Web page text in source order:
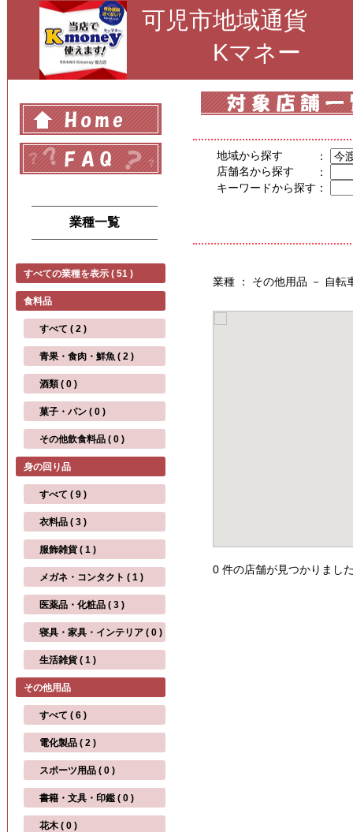
可児市地域通貨
Kマネー
業種一覧
すべての業種を表示 ( 51 )
食料品
すべて ( 2 )
青果・食肉・鮮魚 ( 2 )
酒類 ( 0 )
菓子・パン ( 0 )
その他飲食料品 ( 0 )
身の回り品
すべて ( 9 )
衣料品 ( 3 )
服飾雑貨 ( 1 )
メガネ・コンタクト ( 1 )
医薬品・化粧品 ( 3 )
寝具・家具・インテリア ( 0 )
生活雑貨 ( 1 )
その他用品
すべて ( 6 )
電化製品 ( 2 )
スポーツ用品 ( 0 )
書籍・文具・印鑑 ( 0 )
花木 ( 0 )
地域から探す
：
店舗名から探す
：
キーワードから探す ：
業種 ： その他用品 － 自
0 件の店舗が見つかりまし